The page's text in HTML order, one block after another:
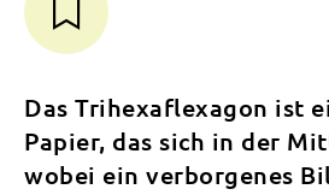
Das Trihexaflexagon ist
Papier, das sich in der
wobei ein verborgenes